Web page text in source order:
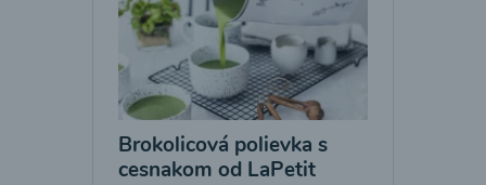
Brokolicová polievka s
cesnakom od LaPetit